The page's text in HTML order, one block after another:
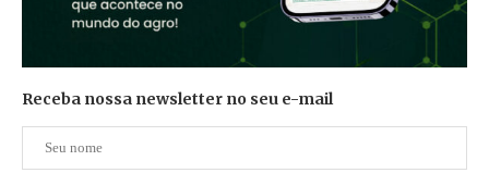
Receba nossa newsletter no seu e-mail